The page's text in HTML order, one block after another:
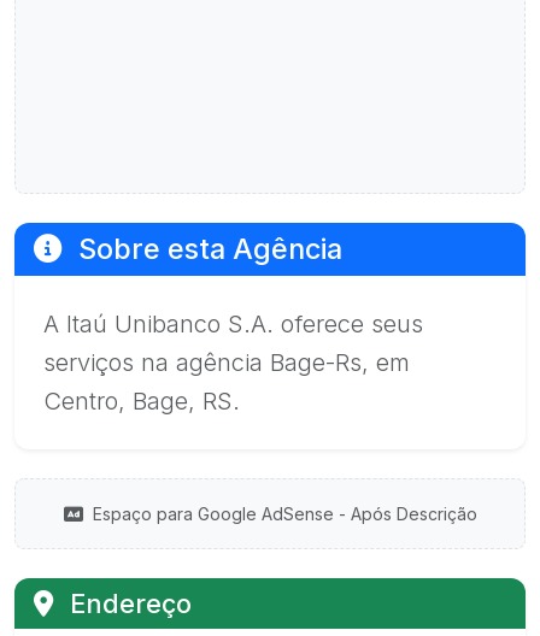
Sobre esta Agência
A Itaú Unibanco S.A. oferece seus
serviços na agência Bage-Rs, em
Centro, Bage, RS.
Espaço para Google AdSense - Após Descrição
Endereço